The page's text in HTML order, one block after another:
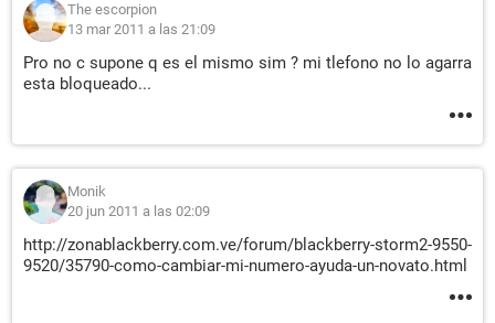
The escorpion
13 mar 2011 a las 21:09
Pro no c supone q es el mismo sim ? mi tlefono no lo agarra
esta bloqueado...
Monik
20 jun 2011 a las 02:09
http://zonablackberry.com.ve/forum/blackberry-storm2-9550-
9520/35790-como-cambiar-mi-numero-ayuda-un-novato.html